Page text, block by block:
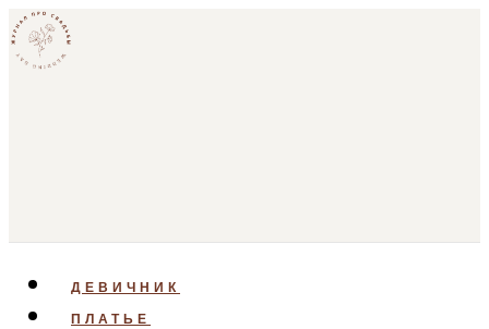
ДЕВИЧНИК
ПЛАТЬЕ